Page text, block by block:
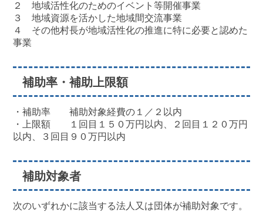
２ 地域活性化のためのイベント等開催事業
３ 地域資源を活かした地域間交流事業
４ その他村長が地域活性化の推進に特に必要と認めた
事業
補助率・補助上限額
・補助率 補助対象経費の１／２以内
・上限額 １回目１５０万円以内、２回目１２０万円
以内、３回目９０万円以内
補助対象者
次のいずれかに該当する法人又は団体が補助対象です。